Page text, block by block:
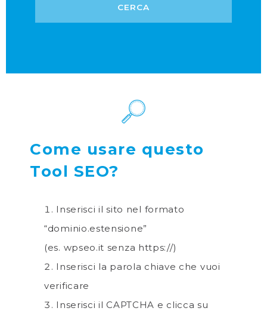
Come usare questo
Tool SEO?
Inserisci il sito nel formato
“dominio.estensione”
(es. wpseo.it senza https://)
Inserisci la parola chiave che vuoi
verificare
Inserisci il CAPTCHA e clicca su